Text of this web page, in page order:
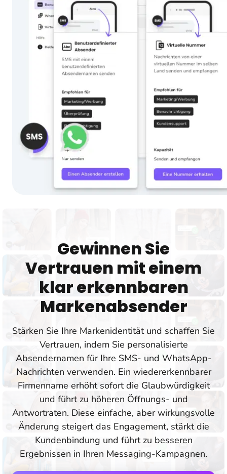
Gewinnen Sie
Vertrauen mit einem
klar erkennbaren
Markenabsender
Stärken Sie Ihre Markenidentität und schaffen Sie
Vertrauen, indem Sie personalisierte
Absendernamen für Ihre SMS- und WhatsApp-
Nachrichten verwenden. Ein wiedererkennbarer
Firmenname erhöht sofort die Glaubwürdigkeit
und führt zu höheren Öffnungs- und
Antwortraten. Diese einfache, aber wirkungsvolle
Änderung steigert das Engagement, stärkt die
Kundenbindung und führt zu besseren
Ergebnissen in Ihren Messaging-Kampagnen.